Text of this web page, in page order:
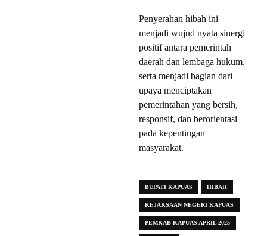
Penyerahan hibah ini
menjadi wujud nyata sinergi
positif antara pemerintah
daerah dan lembaga hukum,
serta menjadi bagian dari
upaya menciptakan
pemerintahan yang bersih,
responsif, dan berorientasi
pada kepentingan
masyarakat.
BUPATI KAPUAS HIBAH
KEJAKSAAN NEGERI KAPUAS
PEMKAB KAPUAS APRIL 2025